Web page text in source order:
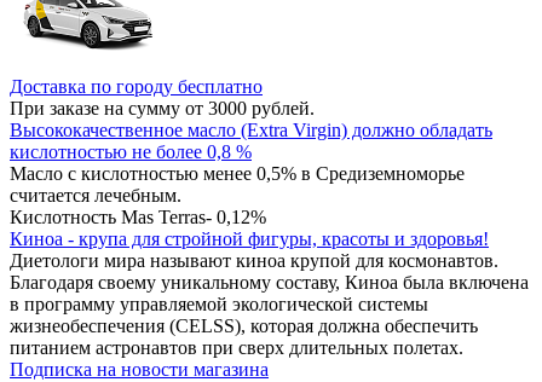
Доставка по городу бесплатно
При заказе на сумму от 3000 рублей.
Высококачественное масло (Extra Virgin) должно обладать
кислотностью не более 0,8 %
Масло с кислотностью менее 0,5% в Средиземноморье
считается лечебным.
Кислотность Mas Terras- 0,12%
Киноа - крупа для стройной фигуры, красоты и здоровья!
Диетологи мира называют киноа крупой для космонавтов.
Благодаря своему уникальному составу, Киноа была включена
в программу управляемой экологической системы
жизнеобеспечения (CELSS), которая должна обеспечить
питанием астронавтов при сверх длительных полетах.
Подписка на новости магазина